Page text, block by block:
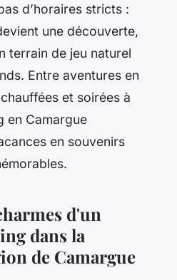
d’horaires stricts :
une découverte,
terrain de jeu naturel
Entre aventures en
et soirées à
en Camargue
en souvenirs
d'un
dans la
de Camargue